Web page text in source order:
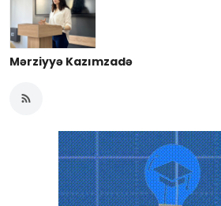
Mərziyyə Kazımzadə